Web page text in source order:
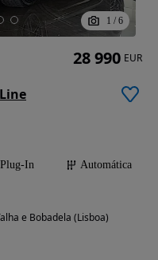
1 / 6
In
Automática
e Bobadela (Lisboa)
28 990 EUR